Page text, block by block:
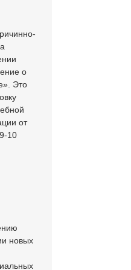
о
Это
от
10
новых